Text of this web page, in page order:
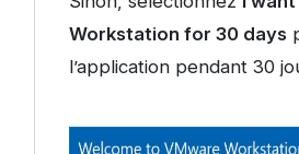
Workstation for 30 days
l’application pendant 30